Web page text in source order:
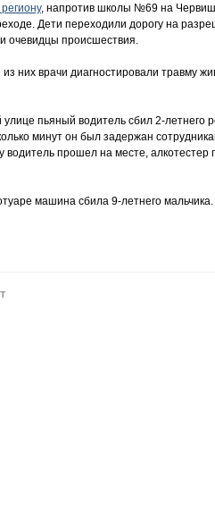
, напротив школы №69 на
Дети переходили дорогу на
очевидцы происшествия.
них врачи диагностировали травму
улице пьяный водитель сбил 2-
минут он был задержан
прошел на месте, алкотестер
машина сбила 9-летнего